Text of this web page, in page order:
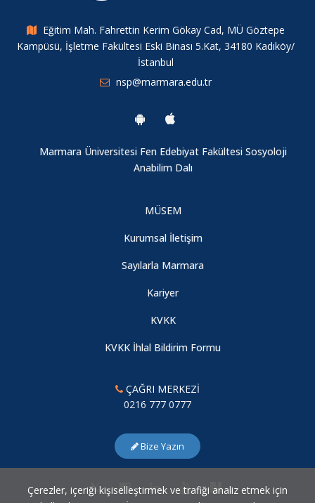
Eğitim Mah. Fahrettin Kerim Gökay Cad, MÜ Göztepe
Kampüsü, İşletme Fakültesi Eski Binası 5.Kat, 34180 Kadıköy/
İstanbul
nsp@marmara.edu.tr
Marmara Üniversitesi Fen Edebiyat Fakültesi Sosyoloji
Anabilim Dalı
MÜSEM
Kurumsal İletişim
Sayılarla Marmara
Kariyer
KVKK
KVKK İhlal Bildirim Formu
ÇAĞRI MERKEZİ
0216 777 0777
Bize Yazın
Çerezler, içeriği kişiselleştirmek ve trafiği analiz etmek için